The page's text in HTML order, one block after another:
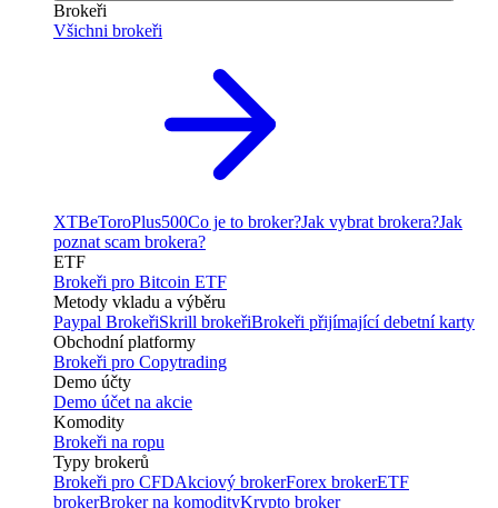
Brokeři
Všichni brokeři
XTBeToroPlus500Co je to broker?Jak vybrat brokera?Jak
poznat scam brokera?
ETF
Brokeři pro Bitcoin ETF
Metody vkladu a výběru
Paypal BrokeřiSkrill brokeřiBrokeři přijímající debetní karty
Obchodní platformy
Brokeři pro Copytrading
Demo účty
Demo účet na akcie
Komodity
Brokeři na ropu
Typy brokerů
Brokeři pro CFDAkciový brokerForex brokerETF
brokerBroker na komodityKrypto broker